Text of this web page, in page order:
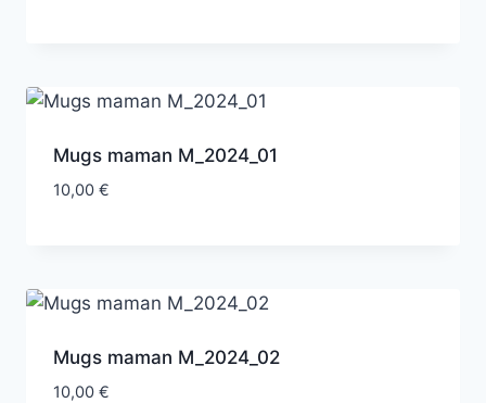
Mugs maman M_2024_01
10,00 €
Mugs maman M_2024_02
10,00 €